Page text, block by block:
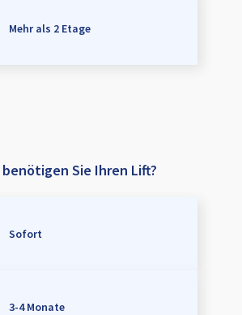
Mehr als 2 Etage
benötigen Sie Ihren Lift?
Sofort
3-4 Monate